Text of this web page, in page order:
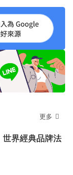
更多
世界經典品牌法